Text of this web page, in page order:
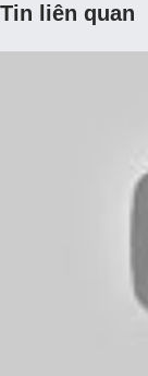
Tin liên quan